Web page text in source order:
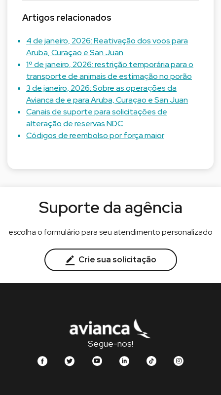
Artigos relacionados
4 de janeiro, 2026: Reativação dos voos para
Aruba, Curaçao e San Juan
1º de janeiro, 2026: restrição temporária para o
transporte de animais de estimação no porão
3 de janeiro, 2026: Sobre as operações da
Avianca de e para Aruba, Curaçao e San Juan
Canais de suporte para solicitações de
alteração de reservas NDC
Códigos de reembolso por força maior
Suporte da agência
escolha o formulário para seu atendimento personalizado
Crie sua solicitação
Segue-nos!